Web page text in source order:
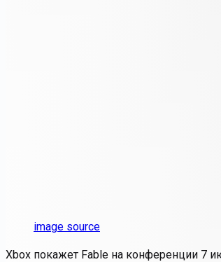
image source
Xbox покажет Fable на конференции 7